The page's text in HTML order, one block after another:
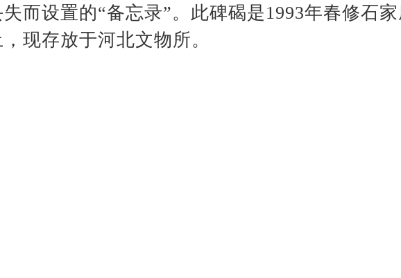
而设置的“备忘录”。此碑碣是1993年春修石
现存放于河北文物所。